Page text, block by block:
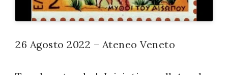
26 Agosto 2022 – Ateneo Veneto
successo!